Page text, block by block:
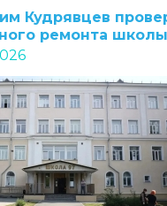
ВПК
«Искра»
г.
Новосибирска
стали
победителями
финала
Всероссийской
игры
Кудрявцев
ремонта